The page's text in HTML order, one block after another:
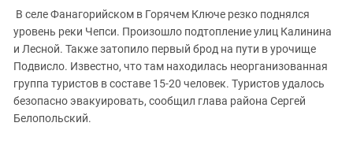
В селе Фанагорийском в Горячем Ключе резко поднялся
уровень реки Чепси. Произошло подтопление улиц Калинина
и Лесной. Также затопило первый брод на пути в урочище
Подвисло. Известно, что там находилась неорганизованная
группа туристов в составе 15-20 человек. Туристов удалось
безопасно эвакуировать, сообщил глава района Сергей
Белопольский.